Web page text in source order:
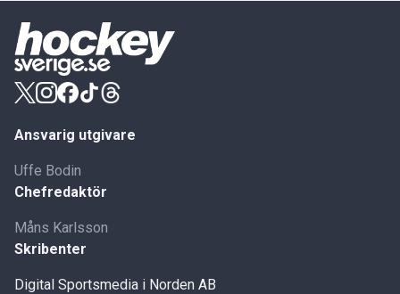
Ansvarig utgivare
Uffe Bodin
Chefredaktör
Måns Karlsson
Skribenter
Digital Sportsmedia i Norden AB